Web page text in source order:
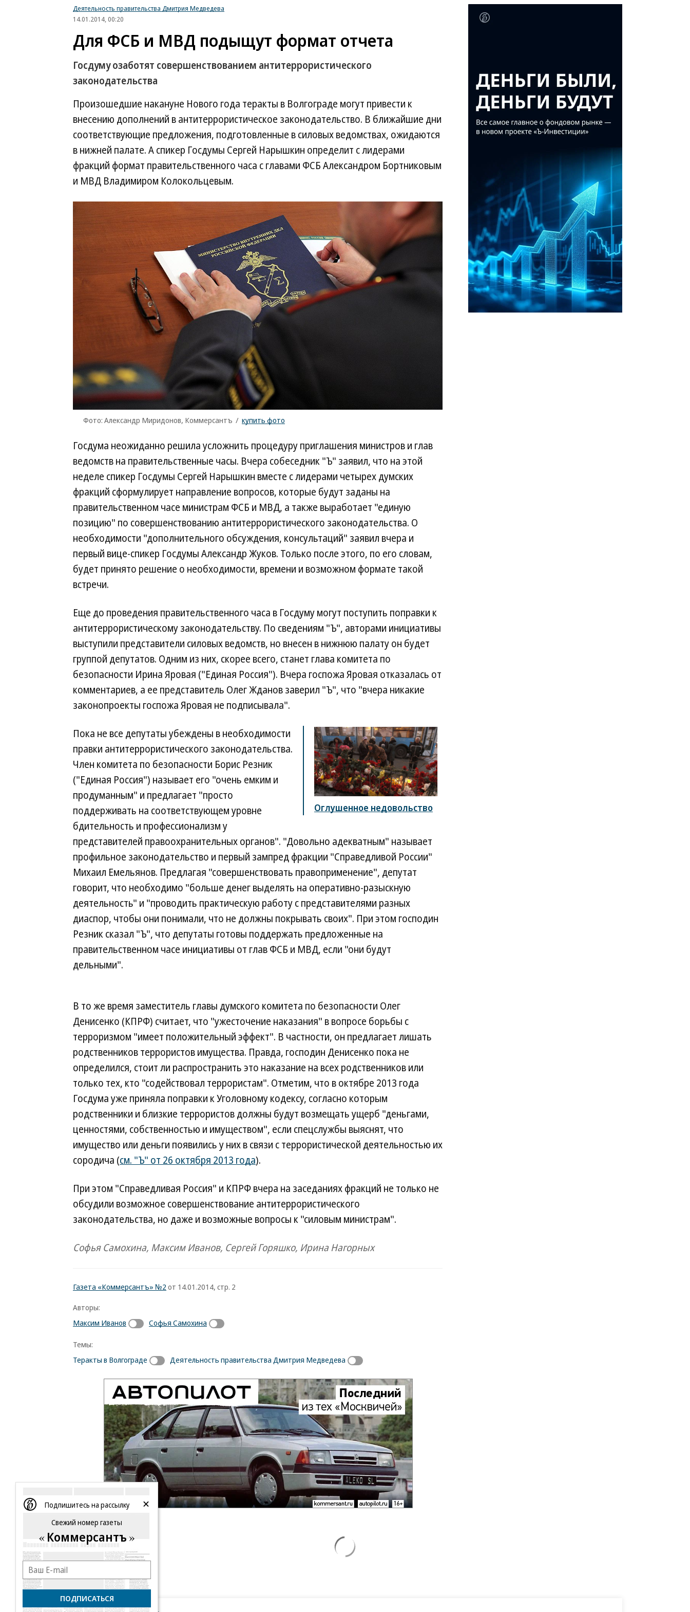
Деятельность правительства Дмитрия Медведева
14.01.2014, 00:20
Для ФСБ и МВД подыщут формат отчета
Госдуму озаботят совершенствованием антитеррористического
законодательства
Произошедшие накануне Нового года теракты в Волгограде могут привести к
внесению дополнений в антитеррористическое законодательство. В ближайшие дни
соответствующие предложения, подготовленные в силовых ведомствах, ожидаются
в нижней палате. А спикер Госдумы Сергей Нарышкин определит с лидерами
фракций формат правительственного часа с главами ФСБ Александром Бортниковым
и МВД Владимиром Колокольцевым.
Фото: Александр Миридонов, Коммерсантъ / купить фото
Госдума неожиданно решила усложнить процедуру приглашения министров и глав
ведомств на правительственные часы. Вчера собеседник "Ъ" заявил, что на этой
неделе спикер Госдумы Сергей Нарышкин вместе с лидерами четырех думских
фракций сформулирует направление вопросов, которые будут заданы на
правительственном часе министрам ФСБ и МВД, а также выработает "единую
позицию" по совершенствованию антитеррористического законодательства. О
необходимости "дополнительного обсуждения, консультаций" заявил вчера и
первый вице-спикер Госдумы Александр Жуков. Только после этого, по его словам,
будет принято решение о необходимости, времени и возможном формате такой
встречи.
Еще до проведения правительственного часа в Госдуму могут поступить поправки к
антитеррористическому законодательству. По сведениям "Ъ", авторами инициативы
выступили представители силовых ведомств, но внесен в нижнюю палату он будет
группой депутатов. Одним из них, скорее всего, станет глава комитета по
безопасности Ирина Яровая ("Единая Россия"). Вчера госпожа Яровая отказалась от
комментариев, а ее представитель Олег Жданов заверил "Ъ", что "вчера никакие
законопроекты госпожа Яровая не подписывала".
Оглушенное недовольство
Пока не все депутаты убеждены в необходимости
правки антитеррористического законодательства.
Член комитета по безопасности Борис Резник
("Единая Россия") называет его "очень емким и
продуманным" и предлагает "просто
поддерживать на соответствующем уровне
бдительность и профессионализм у
представителей правоохранительных органов". "Довольно адекватным" называет
профильное законодательство и первый зампред фракции "Справедливой России"
Михаил Емельянов. Предлагая "совершенствовать правоприменение", депутат
говорит, что необходимо "больше денег выделять на оперативно-разыскную
деятельность" и "проводить практическую работу с представителями разных
диаспор, чтобы они понимали, что не должны покрывать своих". При этом господин
Резник сказал "Ъ", что депутаты готовы поддержать предложенные на
правительственном часе инициативы от глав ФСБ и МВД, если "они будут
дельными".
В то же время заместитель главы думского комитета по безопасности Олег
Денисенко (КПРФ) считает, что "ужесточение наказания" в вопросе борьбы с
терроризмом "имеет положительный эффект". В частности, он предлагает лишать
родственников террористов имущества. Правда, господин Денисенко пока не
определился, стоит ли распространить это наказание на всех родственников или
только тех, кто "содействовал террористам". Отметим, что в октябре 2013 года
Госдума уже приняла поправки к Уголовному кодексу, согласно которым
родственники и близкие террористов должны будут возмещать ущерб "деньгами,
ценностями, собственностью и имуществом", если спецслужбы выяснят, что
имущество или деньги появились у них в связи с террористической деятельностью их
сородича (см. "Ъ" от 26 октября 2013 года).
При этом "Справедливая Россия" и КПРФ вчера на заседаниях фракций не только не
обсудили возможное совершенствование антитеррористического
законодательства, но даже и возможные вопросы к "силовым министрам".
Софья Самохина, Максим Иванов, Сергей Горяшко, Ирина Нагорных
Газета «Коммерсантъ» №2 от 14.01.2014, стр. 2
Авторы:
Максим Иванов
Софья Самохина
Темы:
Теракты в Волгограде
Деятельность правительства Дмитрия Медведева
Подпишитесь на рассылку
Свежий номер газеты
Коммерсантъ
ПОДПИСАТЬСЯ